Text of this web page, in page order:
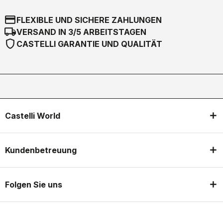
credit_cardFLEXIBLE UND SICHERE ZAHLUNGEN
local_shippingVERSAND IN 3/5 ARBEITSTAGEN
shield CASTELLI GARANTIE UND QUALITÄT
Castelli World
Kundenbetreuung
Folgen Sie uns